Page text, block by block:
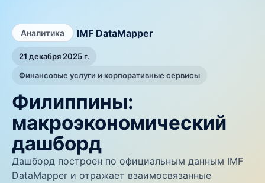
Аналитика IMF DataMapper
21 декабря 2025 г.
Финансовые услуги и корпоративные сервисы
Филиппины:
макроэкономический
дашборд
Дашборд построен по официальным данным IMF
DataMapper и отражает взаимосвязанные